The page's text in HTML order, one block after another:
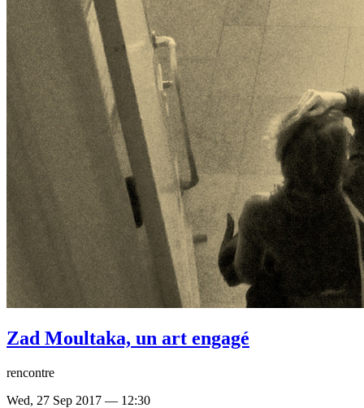
Zad Moultaka, un art engagé
rencontre
Wed, 27 Sep 2017 — 12:30